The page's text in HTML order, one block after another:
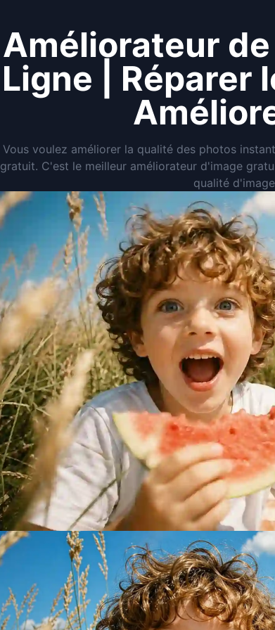
Améliorateur
Ligne | Réparer
Vous voulez améliorer la qualité des photos
gratuit. C'est le meilleur améliorateur d'image
qualité